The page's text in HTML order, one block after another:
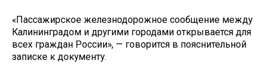
«Пассажирское железнодорожное сообщение между
Калининградом и другими городами открывается для
всех граждан России», — говорится в пояснительной
записке к документу.